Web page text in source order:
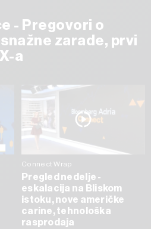
- Pregovori o
zarade, prvi
a
Connect Wrap
Pregled nedelje -
eskalacija na Bliskom
istoku, nove američke
carine, tehnološka
rasprodaja